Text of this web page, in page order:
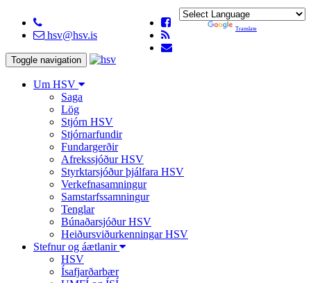
hsv@hsv.is
Translate
Toggle navigation
Um HSV
Saga
Lög
Stjórn HSV
Stjórnarfundir
Fundargerðir
Afrekssjóður HSV
Styrktarsjóður þjálfara HSV
Verkefnasamningur
Samstarfssamningur
Tenglar
Búnaðarsjóður HSV
Heiðursviðurkenningar HSV
Stefnur og áætlanir
HSV
Ísafjarðarbær